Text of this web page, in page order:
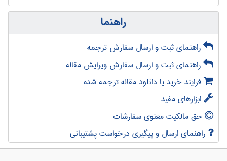
راهنما
راهنمای ثبت و ارسال سفارش ترجمه
راهنمای ثبت و ارسال سفارش ویرایش مقاله
فرایند خرید یا دانلود مقاله ترجمه شده
ابزارهای مفید
حق مالکیت معنوی سفارشات
راهنمای ارسال و پیگیری درخواست پشتیبانی